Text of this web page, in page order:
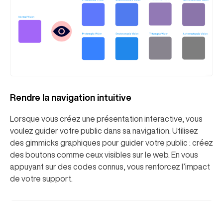
Rendre la navigation intuitive
Lorsque vous créez une présentation interactive, vous
voulez guider votre public dans sa navigation. Utilisez
des gimmicks graphiques pour guider votre public : créez
des boutons comme ceux visibles sur le web. En vous
appuyant sur des codes connus, vous renforcez l’impact
de votre support.